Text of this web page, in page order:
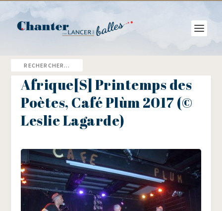
Afrique[S] Printemps des
Poètes, Café Plùm 2017 (©
Leslie Lagarde)